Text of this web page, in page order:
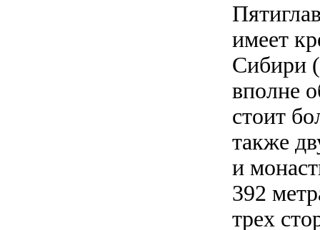
имеет
Сибири
вполне
стоит
также
и
392
трех